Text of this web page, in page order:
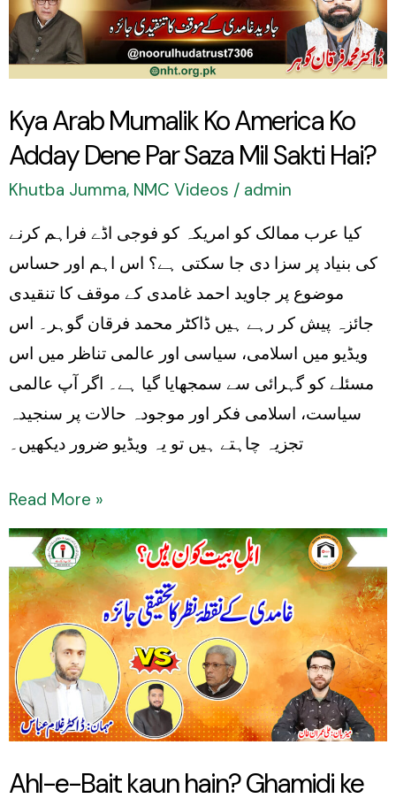
Kya Arab Mumalik Ko America Ko
Adday Dene Par Saza Mil Sakti Hai?
Khutba Jumma, NMC Videos / admin
کیا عرب ممالک کو امریکہ کو فوجی اڈے فراہم کرنے
کی بنیاد پر سزا دی جا سکتی ہے؟ اس اہم اور حساس
موضوع پر جاوید احمد غامدی کے موقف کا تنقیدی
جائزہ پیش کر رہے ہیں ڈاکٹر محمد فرقان گوہر۔ اس
ویڈیو میں اسلامی، سیاسی اور عالمی تناظر میں اس
مسئلے کو گہرائی سے سمجھایا گیا ہے۔ اگر آپ عالمی
سیاست، اسلامی فکر اور موجودہ حالات پر سنجیدہ
تجزیہ چاہتے ہیں تو یہ ویڈیو ضرور دیکھیں۔
Ko
Adday
Par
Saza
Mil
Hai?
Read More »
Ahl-e-Bait kaun hain? Ghamidi ke
Ahl-
e-
Bait
kaun
hain?
Ghamidi
ke
e-